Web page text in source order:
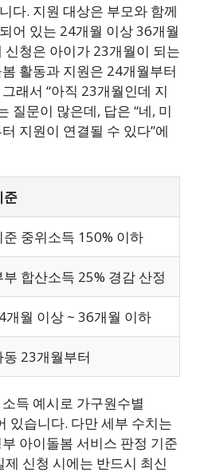
다. 지원 대상은 부모와 함께
어 있는 24개월 이상 36개월
신청은 아이가 23개월이 되는
활동과 지원은 24개월부터
래서 “아직 23개월인데 지
질문이 많은데, 답은 “네, 미
지원이 연결될 수 있다”에
준
준 중위소득 150% 이하
부 합산소득 25% 경감 산정
개월 이상 ~ 36개월 이하
동 23개월부터
득 예시로 가구원수별
있습니다. 다만 세부 수치는
아이돌봄 서비스 판정 기준
신청 시에는 반드시 최신